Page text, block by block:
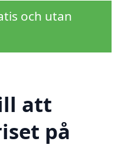
och utan
att
på